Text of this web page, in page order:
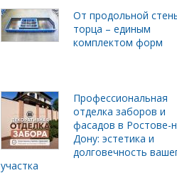
От продольной
торца – единым
комплектом форм
Профессиональная
отделка заборов и
фасадов в Ростове-
Дону: эстетика и
долговечность
участка